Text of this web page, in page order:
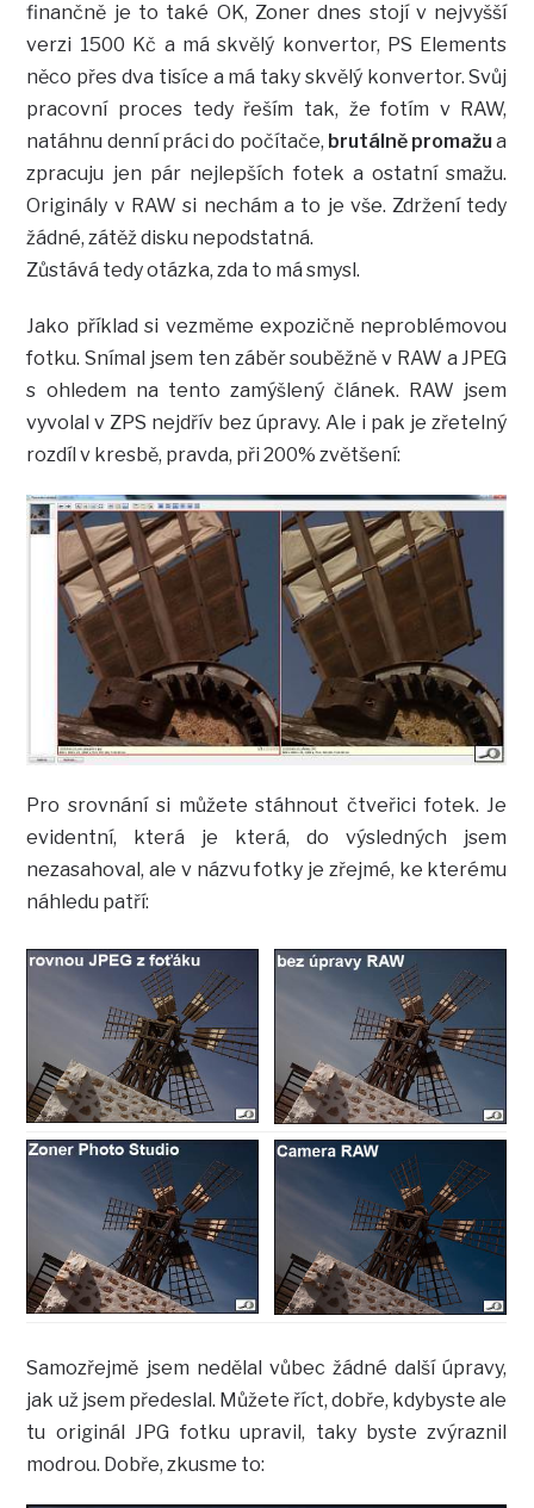
finančně je to také OK, Zoner dnes stojí v nejvyšší
verzi 1500 Kč a má skvělý konvertor, PS Elements
něco přes dva tisíce a má taky skvělý konvertor. Svůj
pracovní proces tedy řeším tak, že fotím v RAW,
natáhnu denní práci do počítače, brutálně promažua
zpracuju jen pár nejlepších fotek a ostatní smažu.
Originály v RAW si nechám a to je vše. Zdržení tedy
žádné, zátěž disku nepodstatná.
Zůstává tedy otázka, zda to má smysl.
Jako příklad si vezměme expozičně neproblémovou
fotku. Snímal jsem ten záběr souběžně v RAW a JPEG
s ohledem na tento zamýšlený článek. RAW jsem
vyvolal v ZPS nejdřív bez úpravy. Ale i pak je zřetelný
rozdíl v kresbě, pravda, při 200% zvětšení:
Pro srovnání si můžete stáhnout čtveřici fotek. Je
evidentní, která je která, do výsledných jsem
nezasahoval, ale v názvu fotky je zřejmé, ke kterému
náhledu patří:
Samozřejmě jsem nedělal vůbec žádné další úpravy,
jak už jsem předeslal. Můžete říct, dobře, kdybyste ale
tu originál JPG fotku upravil, taky byste zvýraznil
modrou. Dobře, zkusme to: